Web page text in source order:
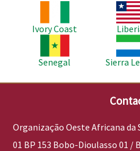
Ivory Coast
Imagem
Imagem
Senegal
Imagem
Sierra
Organização Oeste Africana da
01 BP 153 Bobo-Dioulasso 01 /